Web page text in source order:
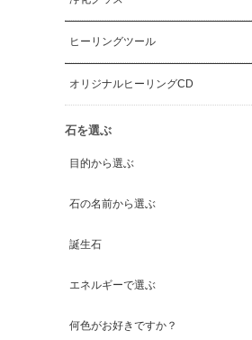
ヒーリングツール
オリジナルヒーリングCD
石を選ぶ
目的から選ぶ
石の名前から選ぶ
誕生石
エネルギーで選ぶ
何色がお好きですか？